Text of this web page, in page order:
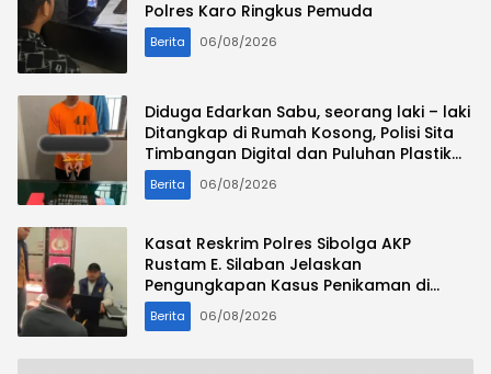
Polres Karo Ringkus Pemuda
Berita 06/08/2026
Diduga Edarkan Sabu, seorang laki – laki
Ditangkap di Rumah Kosong, Polisi Sita
Timbangan Digital dan Puluhan Plastik
Klip
Berita 06/08/2026
Kasat Reskrim Polres Sibolga AKP
Rustam E. Silaban Jelaskan
Pengungkapan Kasus Penikaman di
Jalan Mesjid
Berita 06/08/2026